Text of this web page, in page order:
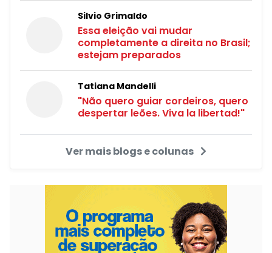
Silvio Grimaldo
Essa eleição vai mudar
completamente a direita no Brasil;
estejam preparados
Tatiana Mandelli
"Não quero guiar cordeiros, quero
despertar leões. Viva la libertad!"
Ver mais blogs e colunas